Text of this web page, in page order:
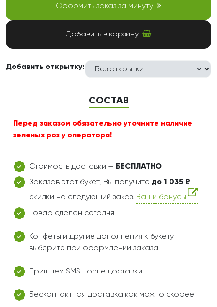
Оформить заказ за минуту
Добавить в корзину
Добавить открытку:
СОСТАВ
Перед заказом обязательно уточните наличие
зеленых роз у оператора!
Стоимость доставки — БЕСПЛАТНО
Заказав этот букет, Вы получите до 1 035 ₽
скидки на следующий заказ. Ваши бонусы
Товар сделан сегодня
Конфеты и другие дополнения к букету
выберите при оформлении заказа
Пришлем SMS после доставки
Бесконтактная доставка как можно скорее